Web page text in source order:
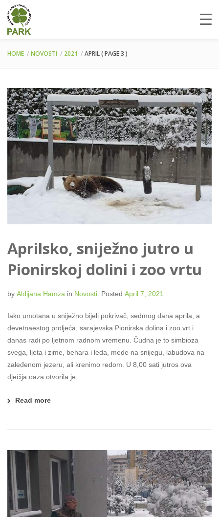
HOME NOVOSTI 2021 APRIL( PAGE 3 )
Aprilsko, sniježno jutro u
Pionirskoj dolini i zoo vrtu
by Aldijana Hamza in Novosti Posted April 7, 2021
Iako umotana u sniježno bijeli pokrivač, sedmog dana aprila, a
devetnaestog proljeća, sarajevska Pionirska dolina i zoo vrt i
danas radi po ljetnom radnom vremenu. Čudna je to simbioza
svega, ljeta i zime, behara i leda, mede na snijegu, labudova na
zaleđenom jezeru, ali krenimo redom. U 8,00 sati jutros ova
dječija oaza otvorila je
Read more